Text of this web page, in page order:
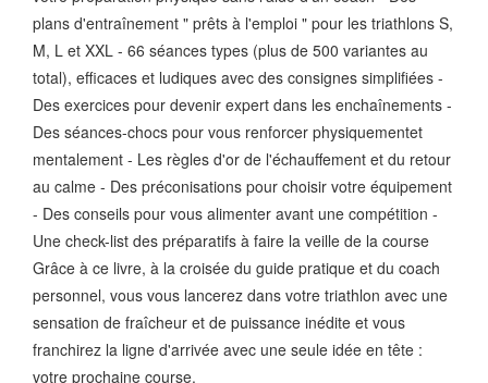
plans d'entraînement " prêts à l'emploi " pour les triathlons S,
M, L et XXL - 66 séances types (plus de 500 variantes au
total), efficaces et ludiques avec des consignes simplifiées -
Des exercices pour devenir expert dans les enchaînements -
Des séances-chocs pour vous renforcer physiquementet
mentalement - Les règles d'or de l'échauffement et du retour
au calme - Des préconisations pour choisir votre équipement
- Des conseils pour vous alimenter avant une compétition -
Une check-list des préparatifs à faire la veille de la course
Grâce à ce livre, à la croisée du guide pratique et du coach
personnel, vous vous lancerez dans votre triathlon avec une
sensation de fraîcheur et de puissance inédite et vous
franchirez la ligne d'arrivée avec une seule idée en tête :
votre prochaine course.